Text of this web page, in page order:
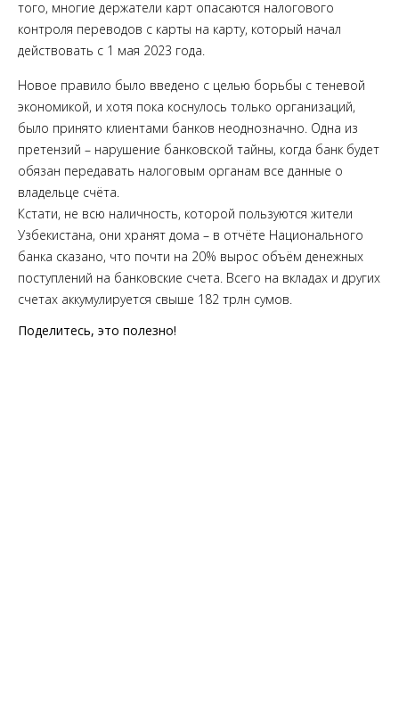
того, многие держатели карт опасаются налогового
контроля переводов с карты на карту, который начал
действовать с 1 мая 2023 года.
Новое правило было введено с целью борьбы с теневой
экономикой, и хотя пока коснулось только организаций,
было принято клиентами банков неоднозначно. Одна из
претензий – нарушение банковской тайны, когда банк будет
обязан передавать налоговым органам все данные о
владельце счёта.
Кстати, не всю наличность, которой пользуются жители
Узбекистана, они хранят дома – в отчёте Национального
банка сказано, что почти на 20% вырос объём денежных
поступлений на банковские счета. Всего на вкладах и других
счетах аккумулируется свыше 182 трлн сумов.
Поделитесь, это полезно!